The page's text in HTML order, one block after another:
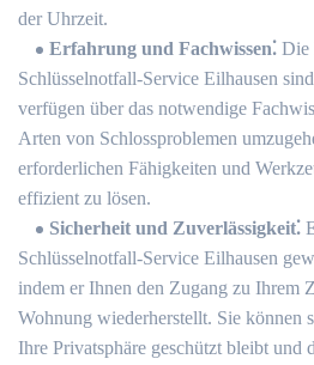
der Uhrzeit.
Erfahrung und Fachwissen⁚ Die
Schlüsselnotfall-Service Eilhausen
verfügen über das notwendige
Arten von Schlossproblemen
erforderlichen Fähigkeiten und
effizient zu lösen.​
Sicherheit und Zuverlässigkeit⁚
Schlüsselnotfall-Service Eilhausen
indem er Ihnen den Zugang zu Ihrem
Wohnung wiederherstellt.​ Sie können
Ihre Privatsphäre geschützt bleibt und